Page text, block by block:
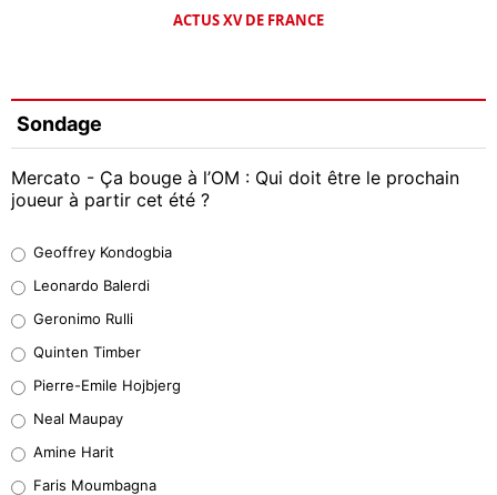
ACTUS XV DE FRANCE
Sondage
Mercato - Ça bouge à l’OM : Qui doit être le prochain
joueur à partir cet été ?
38%
32%
5%
1%
Geoffrey Kondogbia
Leonardo Balerdi
Geronimo Rulli
Quinten Timber
Pierre-Emile Hojbjerg
Neal Maupay
Amine Harit
Faris Moumbagna